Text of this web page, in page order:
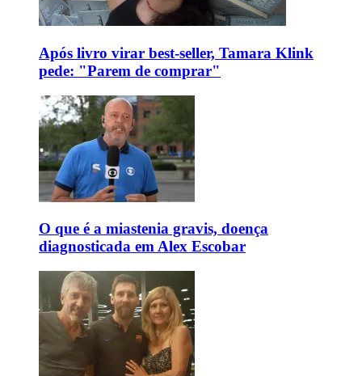
Após livro virar best-seller, Tamara Klink
pede: "Parem de comprar"
O que é a miastenia gravis, doença
diagnosticada em Alex Escobar